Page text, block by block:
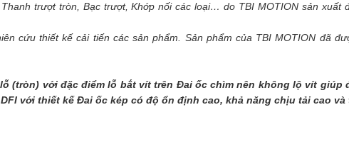
trượt tròn, Bạc trượt, Khớp nối các loại… do TBI MOTION sản xuất
cứu thiết kế cải tiến các sản phẩm. Sản phẩm của TBI MOTION đã
(tròn) với đặc điểm lỗ bắt vít trên Đai ốc chìm nên không lộ vít giúp
với thiết kế Đai ốc kép có độ ổn định cao, khả năng chịu tải cao